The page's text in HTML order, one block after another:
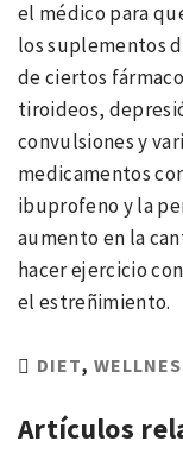
el médico para
los suplementos
de ciertos
tiroideos,
convulsiones y
medicamentos
ibuprofeno y la
aumento en la
hacer ejercicio
el estreñimiento.
DIET,
Artículos